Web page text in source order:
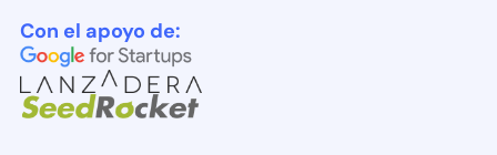
Con el apoyo de: